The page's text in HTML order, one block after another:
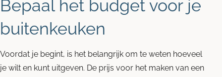
Bepaal het budget voor je
buitenkeuken
Voordat je begint, is het belangrijk om te weten hoeveel
je wilt en kunt uitgeven. De prijs voor het maken van een